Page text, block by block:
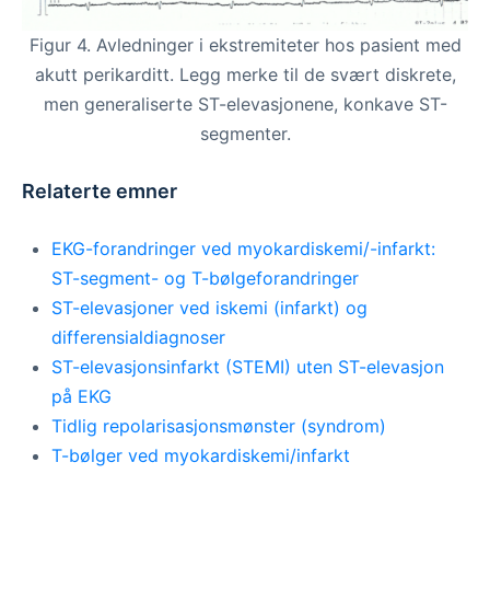
Figur 4. Avledninger i ekstremiteter hos pasient med
akutt perikarditt. Legg merke til de svært diskrete,
men generaliserte ST-elevasjonene, konkave ST-
segmenter.
Relaterte emner
EKG-forandringer ved myokardiskemi/-infarkt:
ST-segment- og T-bølgeforandringer
ST-elevasjoner ved iskemi (infarkt) og
differensialdiagnoser
ST-elevasjonsinfarkt (STEMI) uten ST-elevasjon
på EKG
Tidlig repolarisasjonsmønster (syndrom)
T-bølger ved myokardiskemi/infarkt